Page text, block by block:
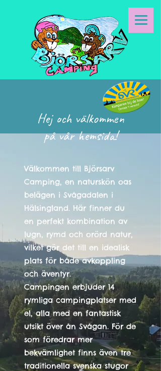
Hej och välkommen
på vår hemsida!
Välkommen till Björsarv
Camping, en naturskön oas
belägen i Svågadalen i
Hälsingland. Här finner du
en perfekt kombination av
lugn, rymd och orörd natur,
vilket gör det till en idealisk
plats för både avkoppling
och äventyr.​
Campingen erbjuder 14
rymliga campingplatser med
el, alla med en fantastisk
utsikt över ån Svågan. För de
som föredrar mer
bekvämlighet finns även tre
traditionella svenska stugor